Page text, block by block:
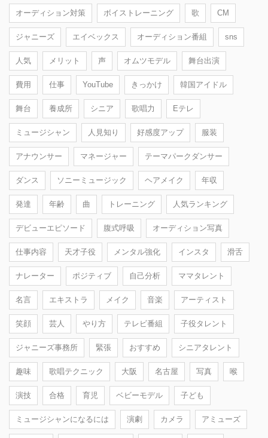
オーディション対策 ボイストレーニング 歌 CM
ジャニーズ エイベックス オーディション番組 sns
人気 メリット 声 オムツモデル 舞台出演
費用 仕事 YouTube きっかけ 韓国アイドル
舞台 養成所 シニア 歌唱力 Eテレ
ミュージシャン 人見知り 好感度アップ 服装
アナウンサー マネージャー テーマパークダンサー
ダンス ソニーミュージック ヘアメイク 年収
発達 年齢 曲 トレーニング 人気ランキング
デビューエピソード 腹式呼吸 オーディション写真
仕事内容 天才子役 メンタル強化 インスタ 滑舌
ナレーター ポジティブ 自己分析 ママタレント
名言 エキストラ メイク 音楽 アーティスト
笑顔 芸人 やり方 テレビ番組 子役タレント
ジャニーズ事務所 緊張 おすすめ シニアタレント
趣味 歌唱テクニック 大阪 名古屋 写真 喉
演技 合格 育児 ベビーモデル 子ども
ミュージシャンになるには 演劇 カメラ アミューズ